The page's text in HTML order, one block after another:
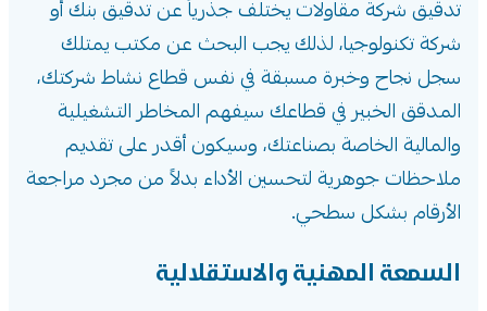
تدقيق شركة مقاولات يختلف جذرياً عن تدقيق بنك أو
شركة تكنولوجيا، لذلك يجب البحث عن مكتب يمتلك
سجل نجاح وخبرة مسبقة في نفس قطاع نشاط شركتك،
المدقق الخبير في قطاعك سيفهم المخاطر التشغيلية
والمالية الخاصة بصناعتك، وسيكون أقدر على تقديم
ملاحظات جوهرية لتحسين الأداء بدلاً من مجرد مراجعة
الأرقام بشكل سطحي.
السمعة المهنية والاستقلالية